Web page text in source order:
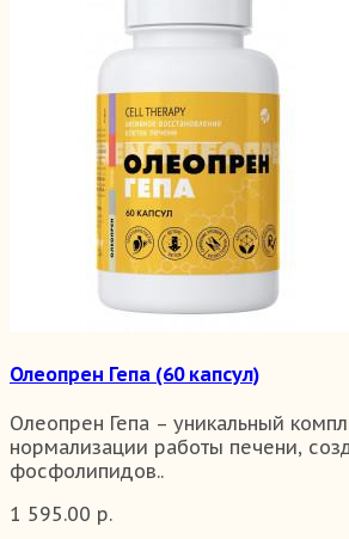
Олеопрен Гепа (60 капсул)
Олеопрен Гепа – уникальный
нормализации работы печени,
фосфолипидов..
1 595.00 р.